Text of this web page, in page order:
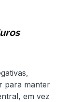
para manter
em vez